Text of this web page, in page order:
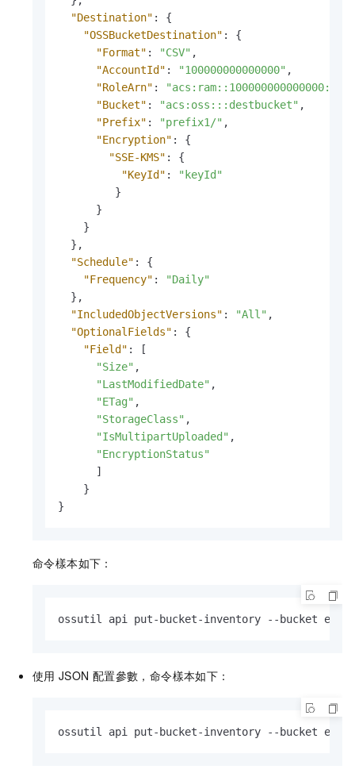
"Destination" :
{
"OSSBucketDestination" :
{
"Format" : "CSV" ,
"AccountId" : "100000000000000" ,
"RoleArn" :
"Bucket" : "acs:oss:::destbucket" ,
"Prefix" : "prefix1/" ,
"Encryption" :
{
"SSE-KMS" :
{
"KeyId" :
"keyId"
}
}
}
} ,
"Schedule" :
{
"Frequency" :
"Daily"
} ,
"IncludedObjectVersions" : "All" ,
"OptionalFields" :
{
"Field" :
[
"Size" ,
"LastModifiedDate" ,
"ETag" ,
"StorageClass" ,
"IsMultipartUploaded" ,
"EncryptionStatus"
]
}
}
命令樣本如下：
ossutil api put-bucket-inventory --bucket
使用 JSON 配置參數，命令樣本如下：
ossutil api put-bucket-inventory --bucket